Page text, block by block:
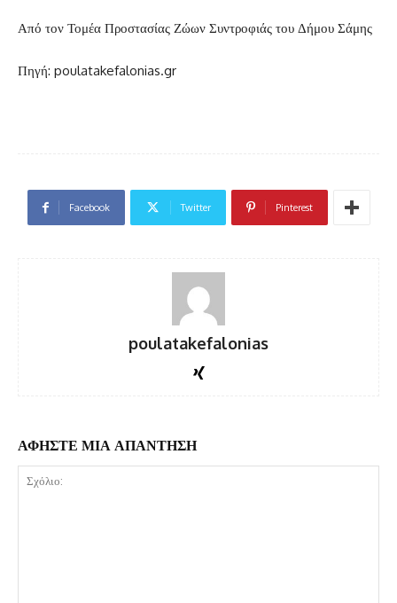
Από τον Τομέα Προστασίας Ζώων Συντροφιάς του Δήμου Σάμης
Πηγή: poulatakefalonias.gr
Facebook Twitter Pinterest
poulatakefalonias
ΑΦΗΣΤΕ ΜΙΑ ΑΠΑΝΤΗΣΗ